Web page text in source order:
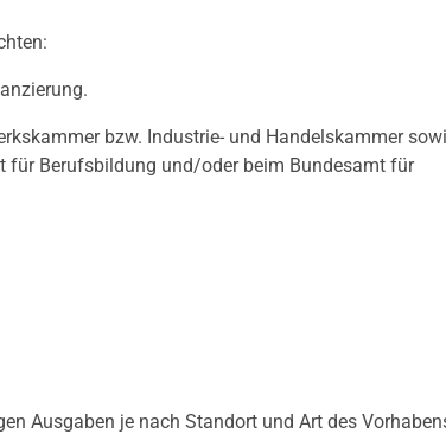
bzw. Industrie- und Handelskammer
für Berufsbildung und/oder beim Bundesamt für
Ausgaben je nach Standort und Art des